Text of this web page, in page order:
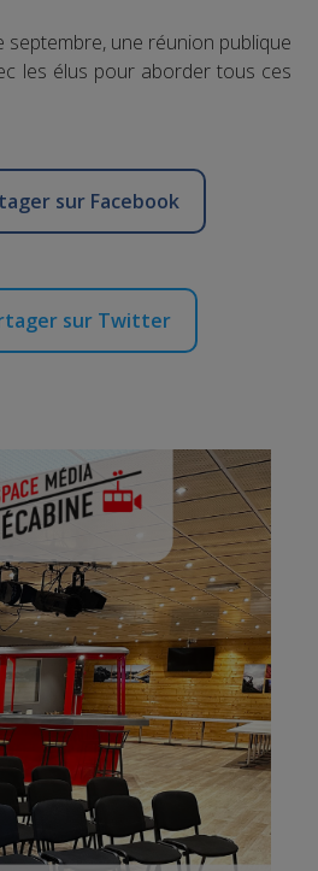
septembre, une réunion publique
les élus pour aborder tous ces
sur Facebook
sur Twitter